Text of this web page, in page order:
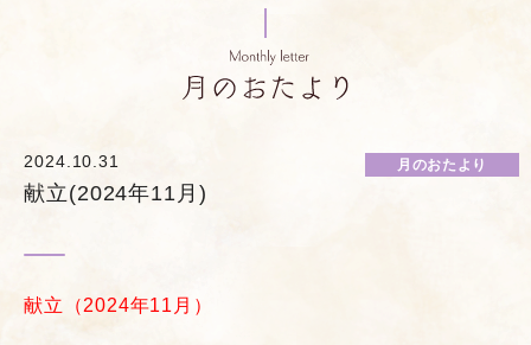
2024.10.31
献立(2024年11月)
月のおたより
献立（2024年11月）